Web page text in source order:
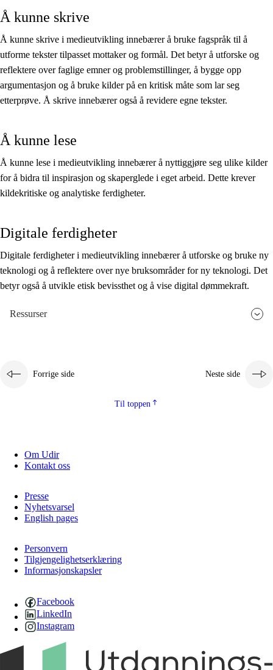
Å kunne skrive
Å kunne skrive i medieutvikling innebærer å bruke fagspråk til å
utforme tekster tilpasset mottaker og formål. Det betyr å utforske og
reflektere over faglige emner og problemstillinger, å bygge opp
argumentasjon og å bruke kilder på en kritisk måte som lar seg
etterprøve. Å skrive innebærer også å revidere egne tekster.
Å kunne lese
Å kunne lese i medieutvikling innebærer å nyttiggjøre seg ulike kilder
for å bidra til inspirasjon og skaperglede i eget arbeid. Dette krever
kildekritiske og analytiske ferdigheter.
Digitale ferdigheter
Digitale ferdigheter i medieutvikling innebærer å utforske og bruke ny
teknologi og å reflektere over nye bruksområder for ny teknologi. Det
betyr også å utvikle etisk bevissthet og å vise digital dømmekraft.
Ressurser
Forrige side Neste side
Til toppen
Om Udir
Kontakt oss
Presse
Nyhetsvarsel
English pages
Personvern
Tilgjengelighetserklæring
Informasjonskapsler
Facebook
LinkedIn
Instagram